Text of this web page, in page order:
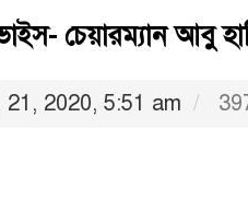
চেয়ারম্যান আবু
21, 2020, 5:51 am